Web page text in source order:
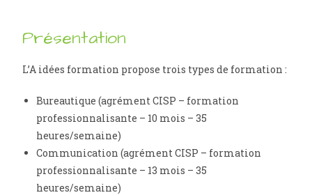
Présentation
L’A idées formation propose trois types de formation :
Bureautique (agrément CISP – formation
professionnalisante – 10 mois – 35
heures/semaine)
Communication (agrément CISP – formation
professionnalisante – 13 mois – 35
heures/semaine)